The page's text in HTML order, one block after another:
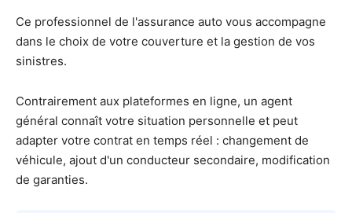
Ce professionnel de l'assurance auto vous accompagne
dans le choix de votre couverture et la gestion de vos
sinistres.
Contrairement aux plateformes en ligne, un agent
général connaît votre situation personnelle et peut
adapter votre contrat en temps réel : changement de
véhicule, ajout d'un conducteur secondaire, modification
de garanties.